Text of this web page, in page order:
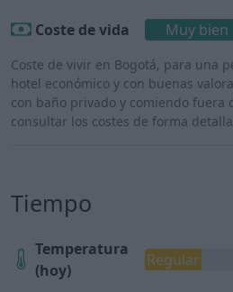
Coste de vida Muy bien
Coste de vivir en Bogotá, para una
hotel económico y con buenas
con baño privado y comiendo fuera
consultar los costes de forma
Tiempo
Temperatura
(hoy)
Regular